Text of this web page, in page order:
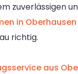
zuverlässigen
in Oberhausen
richtig.
aus